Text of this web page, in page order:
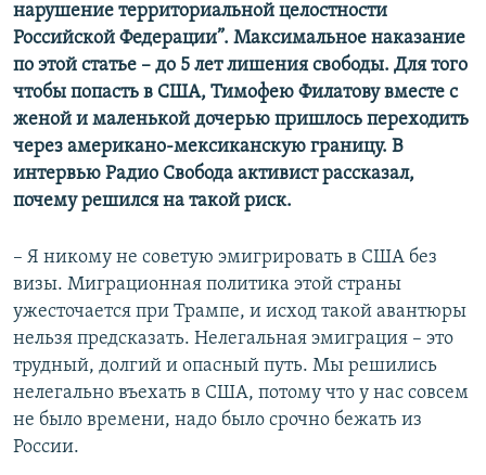
нарушение территориальной целостности
Российской Федерации”. Максимальное наказание
по этой статье – до 5 лет лишения свободы. Для того
чтобы попасть в США, Тимофею Филатову вместе с
женой и маленькой дочерью пришлось переходить
через американо-мексиканскую границу. В
интервью Радио Свобода активист рассказал,
почему решился на такой риск.
– Я никому не советую эмигрировать в США без
визы. Миграционная политика этой страны
ужесточается при Трампе, и исход такой авантюры
нельзя предсказать. Нелегальная эмиграция – это
трудный, долгий и опасный путь. Мы решились
нелегально въехать в США, потому что у нас совсем
не было времени, надо было срочно бежать из
России.